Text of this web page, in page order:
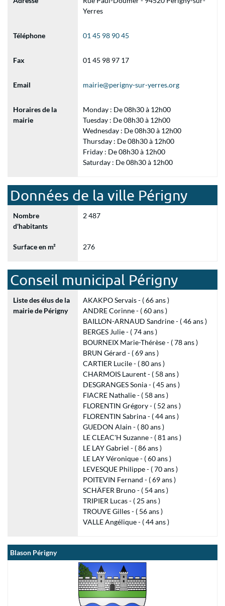
Yerres
Téléphone 01 45 98 90 45
Fax 01 45 98 97 17
Email mairie@perigny-sur-yerres.org
Horaires de la
mairie
Monday : De 08h30 à 12h00
Tuesday : De 08h30 à 12h00
Wednesday : De 08h30 à 12h00
Thursday : De 08h30 à 12h00
Friday : De 08h30 à 12h00
Saturday : De 08h30 à 12h00
Données de la ville Périgny
Nombre
d'habitants
2 487
Surface en m² 276
Conseil municipal Périgny
Liste des élus de la
mairie de Périgny
AKAKPO Servais - ( 66 ans )
ANDRE Corinne - ( 60 ans )
BAILLON-ARNAUD Sandrine - ( 46 ans )
BERGES Julie - ( 74 ans )
BOURNEIX Marie-Thérèse - ( 78 ans )
BRUN Gérard - ( 69 ans )
CARTIER Lucile - ( 80 ans )
CHARMOIS Laurent - ( 58 ans )
DESGRANGES Sonia - ( 45 ans )
FIACRE Nathalie - ( 58 ans )
FLORENTIN Grégory - ( 52 ans )
FLORENTIN Sabrina - ( 44 ans )
GUEDON Alain - ( 80 ans )
LE CLEAC'H Suzanne - ( 81 ans )
LE LAY Gabriel - ( 86 ans )
LE LAY Véronique - ( 60 ans )
LEVESQUE Philippe - ( 70 ans )
POITEVIN Fernand - ( 69 ans )
SCHÄFER Bruno - ( 54 ans )
TRIPIER Lucas - ( 25 ans )
TROUVE Gilles - ( 56 ans )
VALLE Angélique - ( 44 ans )
Blason Périgny